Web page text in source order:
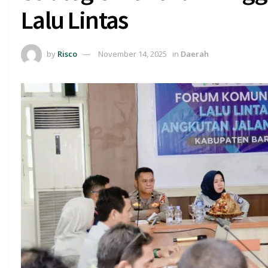
Lalu Lintas
by Risco November 14, 2025 in Daerah